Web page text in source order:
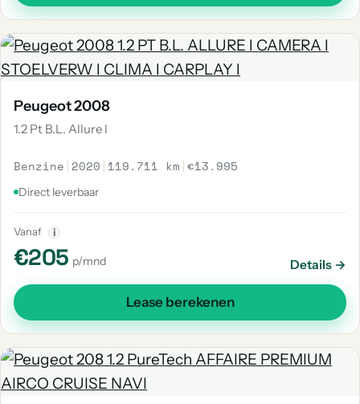
Peugeot 2008
1.2 Pt B.L. Allure l
Benzine | 2020 | 119.711 km |€13.995
Direct leverbaar
Vanaf i
€205 p/mnd Details →
Lease berekenen